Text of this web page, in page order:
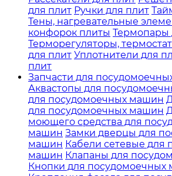
для плит Ручки для плит
Тены, нагревательные
конфорок плиты Термопары
Терморегуляторы,
для плит Уплотнители для
плит
Запчасти для
Аквастопы для
для посудомоечных машин
для посудомоечных машин
моющего средства для
машин Замки дверцы для
машин Кабели сетевые для
машин Клапаны для
Кнопки для посудомоечных